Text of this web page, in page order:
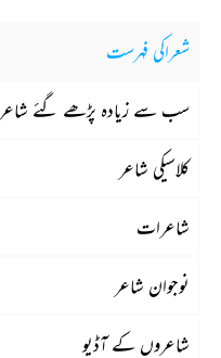
شعراکی فہرست
سب سے زیادہ پڑھے گئے شاعر
کلاسیکی شاعر
شاعرات
نوجوان شاعر
شاعروں کے آڈیو